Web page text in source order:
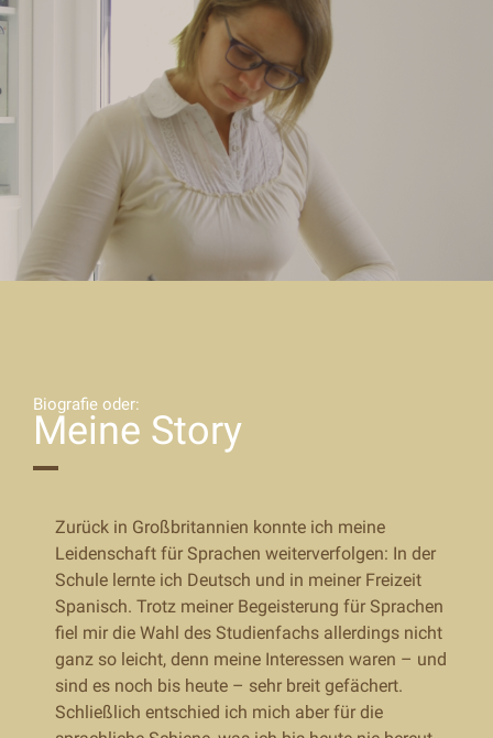
Biografie oder:
Meine Story
Zurück in Großbritannien konnte ich meine
Leidenschaft für Sprachen weiterverfolgen: In der
Schule lernte ich Deutsch und in meiner Freizeit
Spanisch. Trotz meiner Begeisterung für Sprachen
fiel mir die Wahl des Studienfachs allerdings nicht
ganz so leicht, denn meine Interessen waren – und
sind es noch bis heute – sehr breit gefächert.
Schließlich entschied ich mich aber für die